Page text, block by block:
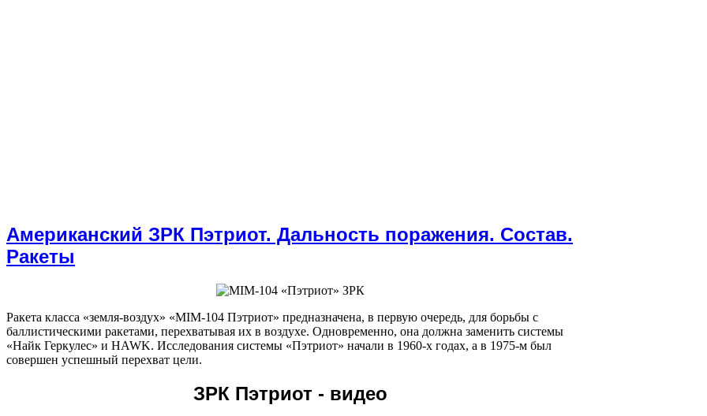
Американский ЗРК Пэтриот. Дальность поражения. Состав.
Ракеты
Ракета класса «земля-воздух» «МIМ-104 Пэтриот» предназначена, в первую очередь, для борьбы с
баллистическими ракетами, перехватывая их в воздухе. Одновременно, она должна заменить системы
«Найк Геркулес» и HAWK. Исследования системы «Пэтриот» начали в 1960-х годах, а в 1975-м был
совершен успешный перехват цели.
ЗРК Пэтриот - видео